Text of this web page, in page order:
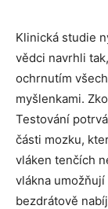
Klinická studie
vědci navrhli
ochrnutím
myšlenkami.
Testování
části mozku,
vláken tenčích
vlákna
bezdrátově